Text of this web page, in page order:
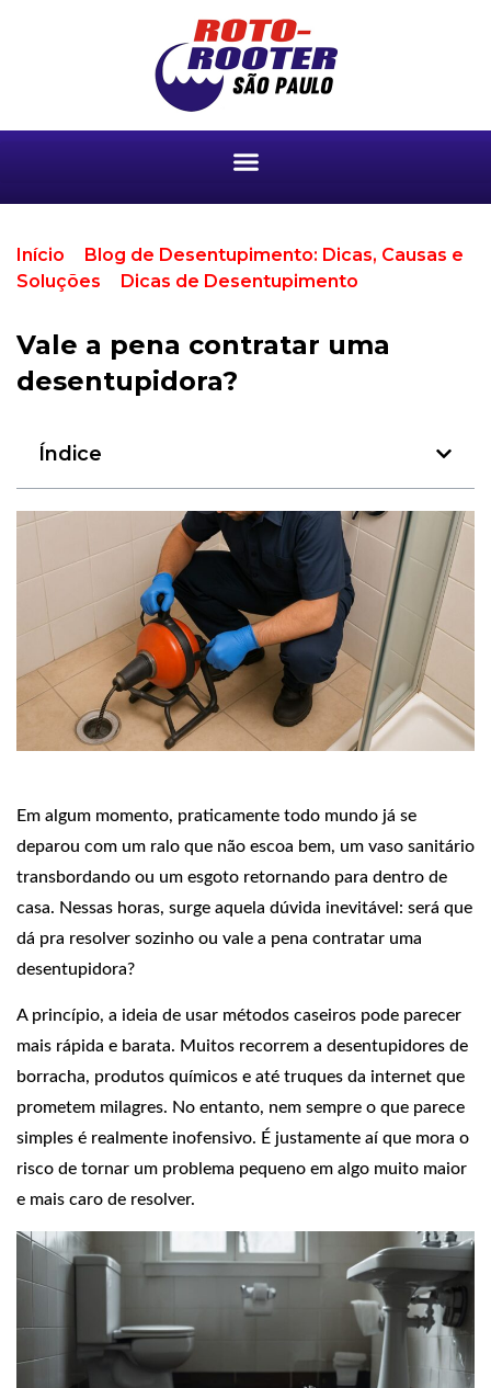
Início
Blog de Desentupimento: Dicas, Causas e
Soluções
Dicas de Desentupimento
Vale a pena contratar uma
desentupidora?
Índice
Em algum momento, praticamente todo mundo já se
deparou com um ralo que não escoa bem, um vaso sanitário
transbordando ou um esgoto retornando para dentro de
casa. Nessas horas, surge aquela dúvida inevitável: será que
dá pra resolver sozinho ou vale a pena contratar uma
desentupidora?
A princípio, a ideia de usar métodos caseiros pode parecer
mais rápida e barata. Muitos recorrem a desentupidores de
borracha, produtos químicos e até truques da internet que
prometem milagres. No entanto, nem sempre o que parece
simples é realmente inofensivo. É justamente aí que mora o
risco de tornar um problema pequeno em algo muito maior
e mais caro de resolver.